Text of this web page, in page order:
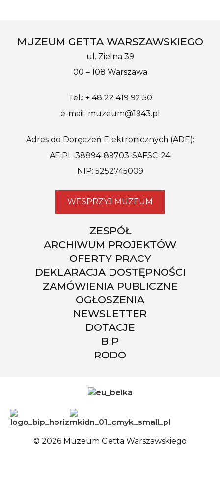
MUZEUM GETTA WARSZAWSKIEGO
ul. Zielna 39
00 – 108 Warszawa
Tel.: + 48 22 419 92 50
e-mail: muzeum@1943.pl
Adres do Doręczeń Elektronicznych (ADE):
AE:PL-38894-89703-SAFSC-24
NIP: 5252745009
WESPRZYJ MUZEUM
ZESPÓŁ
ARCHIWUM PROJEKTÓW
OFERTY PRACY
DEKLARACJA DOSTĘPNOŚCI
ZAMÓWIENIA PUBLICZNE
OGŁOSZENIA
NEWSLETTER
DOTACJE
BIP
RODO
© 2026 Muzeum Getta Warszawskiego